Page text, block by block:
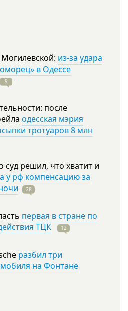
из-за удара
в Одессе
9
после
одесская мэрия
тротуаров 8 млн
суд решил, что хватит и
у рф компенсацию за
28
первая в стране по
ТЦК
12
разбил три
на Фонтане